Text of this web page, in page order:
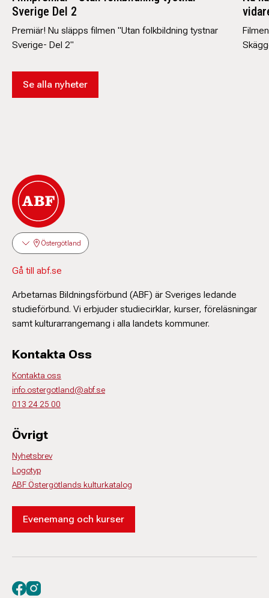
Sverige Del 2
Premiär! Nu släpps filmen "Utan folkbildning tystnar
Sverige- Del 2"
Se alla nyheter
Östergötland
Gå till abf.se
Arbetarnas Bildningsförbund (ABF) är Sveriges ledande
studieförbund. Vi erbjuder studiecirklar, kurser, föreläsningar
samt kulturarrangemang i alla landets kommuner.
Kontakta Oss
Kontakta oss
info.ostergotland@abf.se
013 24 25 00
Övrigt
Nyhetsbrev
Logotyp
ABF Östergötlands kulturkatalog
Evenemang och kurser
Besök oss på facebook
Besök oss på instagram